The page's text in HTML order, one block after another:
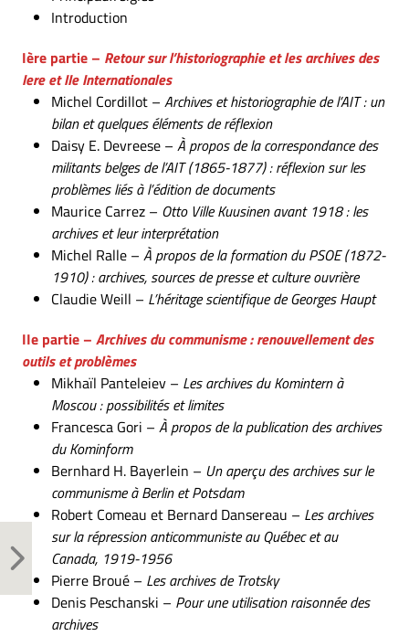
Introduction
Ière partie – Retour sur l’historiographie et les archives des
Iere et IIe Internationales
Michel Cordillot – Archives et historiographie de l’AIT : un
bilan et quelques éléments de réflexion
Daisy E. Devreese – À propos de la correspondance des
militants belges de l’AIT (1865-1877) : réflexion sur les
problèmes liés à l’édition de documents
Maurice Carrez – Otto Ville Kuusinen avant 1918 : les
archives et leur interprétation
Michel Ralle – À propos de la formation du PSOE (1872-
1910) : archives, sources de presse et culture ouvrière
Claudie Weill – L’héritage scientifique de Georges Haupt
IIe partie – Archives du communisme : renouvellement des
outils et problèmes
Mikhaïl Panteleiev – Les archives du Komintern à
Moscou : possibilités et limites
Francesca Gori – À propos de la publication des archives
du Kominform
Bernhard H. Bayerlein – Un aperçu des archives sur le
communisme à Berlin et Potsdam
Robert Comeau et Bernard Dansereau – Les archives
sur la répression anticommuniste au Québec et au
Canada, 1919-1956
Pierre Broué – Les archives de Trotsky
Denis Peschanski – Pour une utilisation raisonnée des
archives